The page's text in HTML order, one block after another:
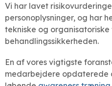
Vi har lavet
personoplysninger, og har
tekniske og
behandlingssikkerheden.
En af vores vigtigste
medarbejdere opdaterede